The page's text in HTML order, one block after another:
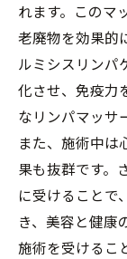
れます。このマ
老廃物を効果的
ルミシスリンパ
化させ、免疫力
なリンパマッサ
また、施術中は
果も抜群です。
に受けることで
き、美容と健康
施術を受けるこ